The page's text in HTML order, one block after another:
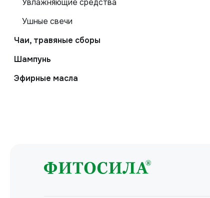
Увлажняющие средства
Ушные свечи
Чаи, травяные сборы
Шампунь
Эфирные масла